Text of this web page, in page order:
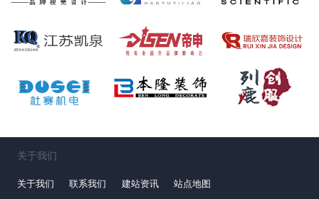
关于我们
关于我们 联系我们 建站资讯 站点地图